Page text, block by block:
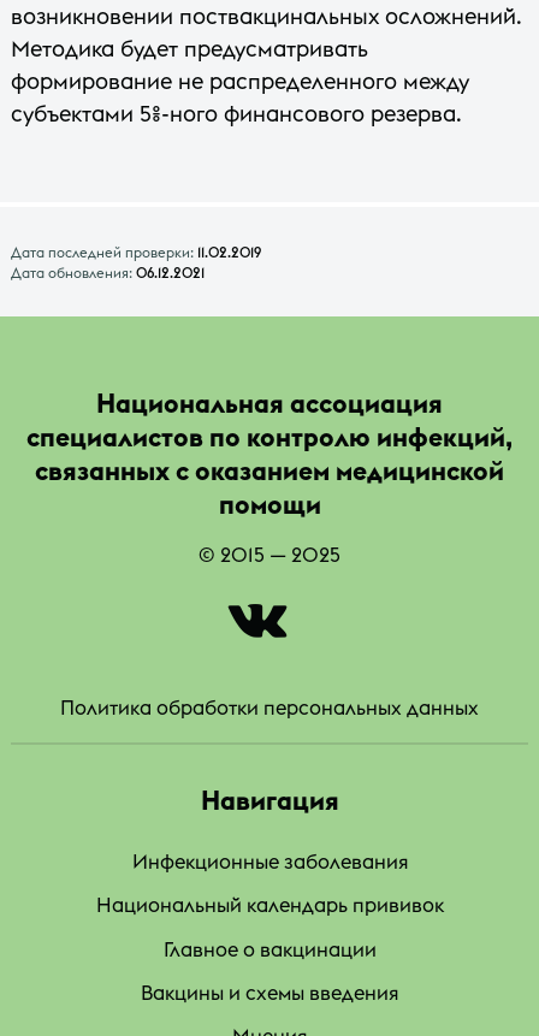
возникновении поствакцинальных осложнений.
Методика будет предусматривать
формирование не распределенного между
субъектами 5%-ного финансового резерва.
Дата последней проверки: 11.02.2019
Дата обновления: 06.12.2021
Национальная ассоциация
специалистов по контролю инфекций,
связанных с оказанием медицинской
помощи
© 2015 — 2025
|
Политика обработки персональных данных
Навигация
Инфекционные заболевания
Национальный календарь прививок
Главное о вакцинации
Вакцины и схемы введения